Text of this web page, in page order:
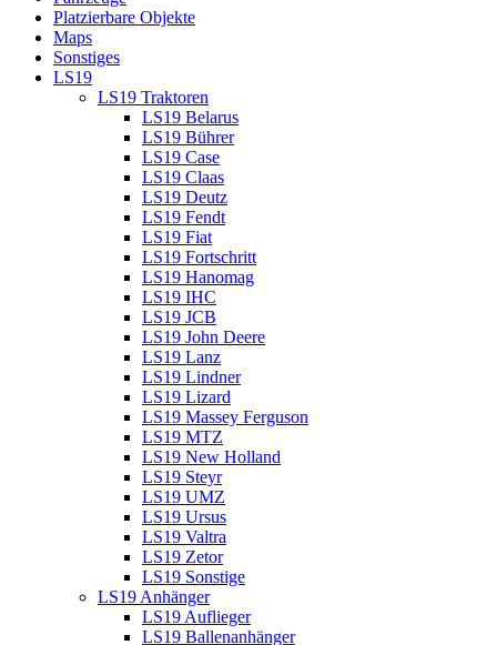
Platzierbare Objekte
Maps
Sonstiges
LS19
LS19 Traktoren
LS19 Belarus
LS19 Bührer
LS19 Case
LS19 Claas
LS19 Deutz
LS19 Fendt
LS19 Fiat
LS19 Fortschritt
LS19 Hanomag
LS19 IHC
LS19 JCB
LS19 John Deere
LS19 Lanz
LS19 Lindner
LS19 Lizard
LS19 Massey Ferguson
LS19 MTZ
LS19 New Holland
LS19 Steyr
LS19 UMZ
LS19 Ursus
LS19 Valtra
LS19 Zetor
LS19 Sonstige
LS19 Anhänger
LS19 Auflieger
LS19 Ballenanhänger